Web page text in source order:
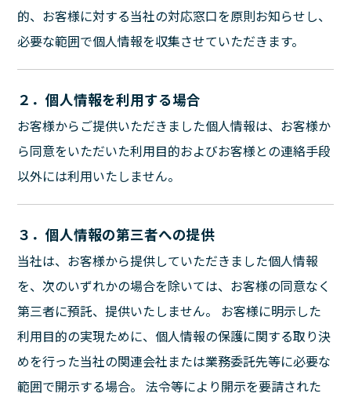
的、お客様に対する当社の対応窓口を原則お知らせし、
必要な範囲で個人情報を収集させていただきます。
２．個人情報を利用する場合
お客様からご提供いただきました個人情報は、お客様か
ら同意をいただいた利用目的およびお客様との連絡手段
以外には利用いたしません。
３．個人情報の第三者への提供
当社は、お客様から提供していただきました個人情報
を、次のいずれかの場合を除いては、お客様の同意なく
第三者に預託、提供いたしません。 お客様に明示した
利用目的の実現ために、個人情報の保護に関する取り決
めを行った当社の関連会社または業務委託先等に必要な
範囲で開示する場合。 法令等により開示を要請された